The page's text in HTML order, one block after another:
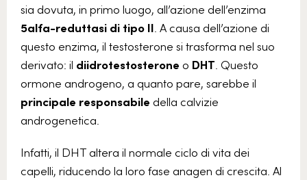
sia dovuta, in primo luogo, all’azione dell’enzima
5alfa-reduttasi di tipo II. A causa dell’azione di
questo enzima, il testosterone si trasforma nel suo
derivato: il diidrotestosterone o DHT. Questo
ormone androgeno, a quanto pare, sarebbe il
principale responsabile della calvizie
androgenetica.
Infatti, il DHT altera il normale ciclo di vita dei
capelli, riducendo la loro fase anagen di crescita. Al